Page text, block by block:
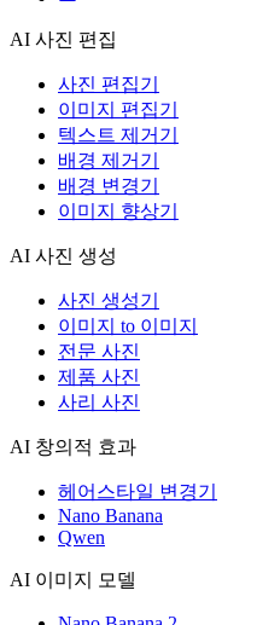
AI 사진 편집
사진 편집기
이미지 편집기
텍스트 제거기
배경 제거기
배경 변경기
이미지 향상기
AI 사진 생성
사진 생성기
이미지 to 이미지
전문 사진
제품 사진
사리 사진
AI 창의적 효과
헤어스타일 변경기
Nano Banana
Qwen
AI 이미지 모델